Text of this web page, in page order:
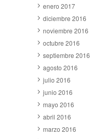
enero 2017
diciembre 2016
noviembre 2016
octubre 2016
septiembre 2016
agosto 2016
julio 2016
junio 2016
mayo 2016
abril 2016
marzo 2016